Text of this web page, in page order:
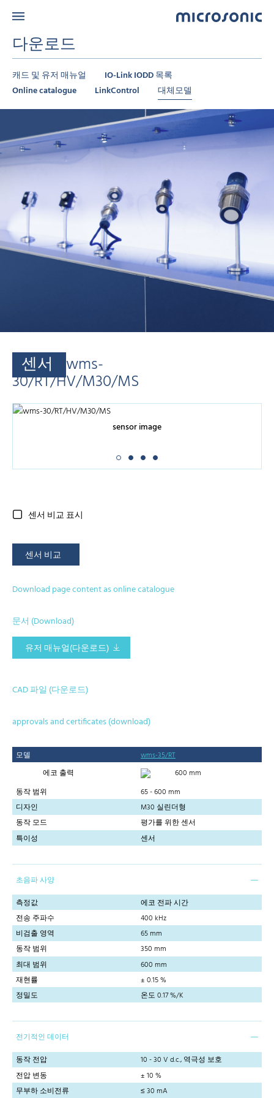
다운로드
캐드 및 유저 매뉴얼
IO-Link IODD 목록
Online catalogue
LinkControl 대체모델
센서 wms-
30/RT/HV/M30/MS
sensor image
센서 비교 표시
센서 비교
Download page content as online catalogue
문서 (Download)
유저 매뉴얼(다운로드)
CAD 파일 (다운로드)
approvals and certificates (download)
모델
wms-35/RT
에코 출력
600 mm
동작 범위
65 - 600 mm
디자인
M30 실린더형
동작 모드
평가를 위한 센서
특이성
센서
초음파 사양
측정값
에코 전파 시간
전송 주파수
400 kHz
비검출 영역
65 mm
동작 범위
350 mm
최대 범위
600 mm
재현률
± 0.15 %
정밀도
온도 0.17 %/K
전기적인 데이터
동작 전압
10 - 30 V d.c., 역극성 보호
전압 변동
± 10 %
무부하 소비전류
≤ 30 mA